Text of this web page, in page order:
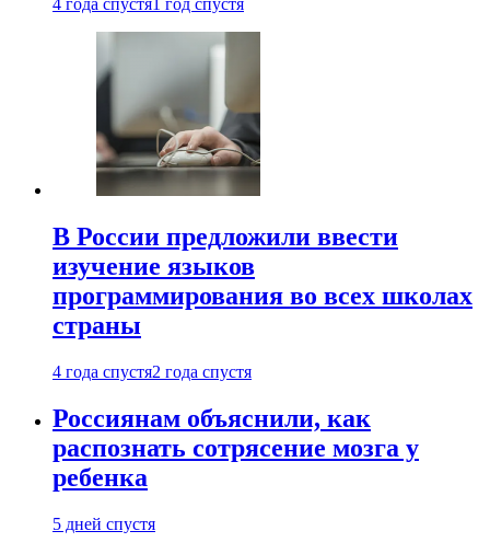
4 года спустя 1 год спустя
В России предложили ввести
изучение языков
программирования во всех школах
страны
4 года спустя2 года спустя
Россиянам объяснили, как
распознать сотрясение мозга у
ребенка
5 дней спустя